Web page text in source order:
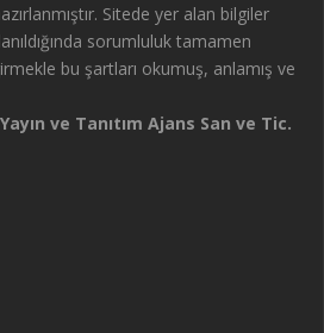
Sitede yer alan bilgiler
sorumluluk tamamen
bu şartları okumuş, anlamış ve
ve Tanıtım Ajans San ve Tic.